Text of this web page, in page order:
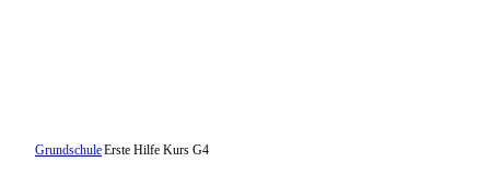
GrundschuleErste Hilfe Kurs G4